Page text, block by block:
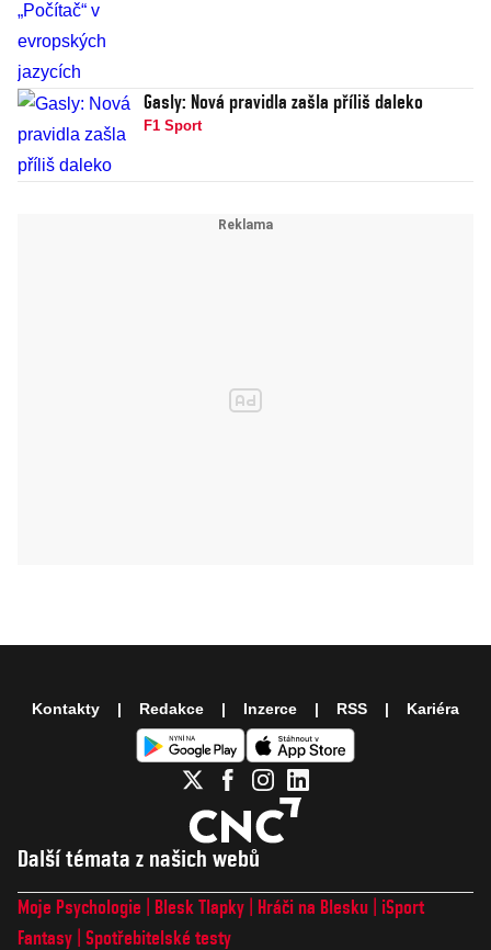
Gasly: Nová pravidla zašla příliš daleko
F1 Sport
Další témata z našich webů
Moje Psychologie Blesk Tlapky Hráči na Blesku
iSport
Fantasy Spotřebitelské testy
Kontakty Redakce Inzerce RSS Kariéra